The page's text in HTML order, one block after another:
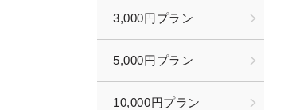
3,000円プラン
5,000円プラン
10,000円プラン